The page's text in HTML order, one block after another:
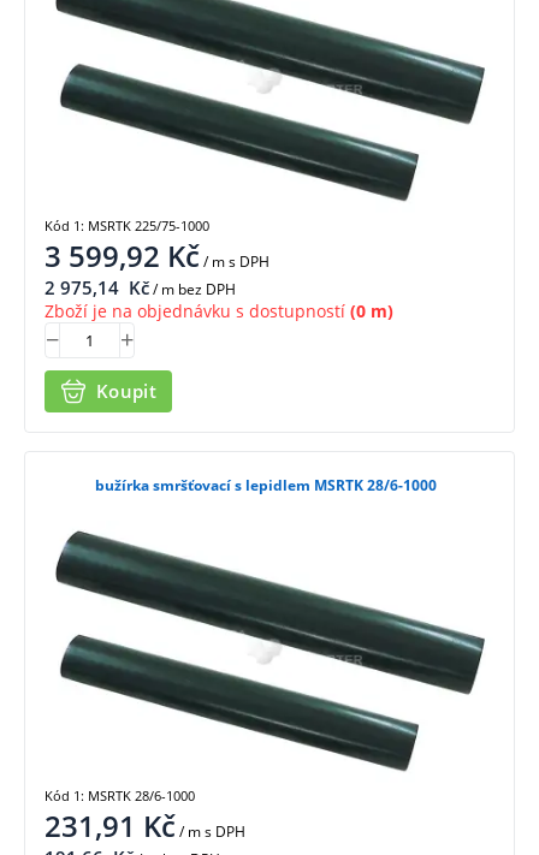
3 599,92 Kč/ ms DPH
2 975,14 Kč/ m bez DPH
Zboží je na objednávku s dostupností (0 m)
Koupit
Kód 1: MSRTK 225/75-1000
bužírka smršťovací s lepidlem MSRTK 28/6-1000
231,91 Kč/ ms DPH
Kód 1: MSRTK 28/6-1000